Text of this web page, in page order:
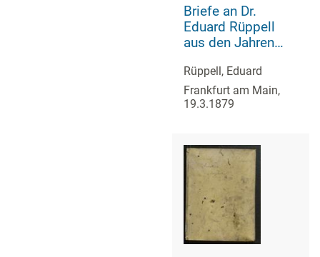
Briefe an Dr.
Eduard Rüppell
aus den Jahren
Alphabetisches
und
systematisches
Von ihm selbst
zusammengestellt
Rüppell, Eduard
Frankfurt am Main,
19.3.1879